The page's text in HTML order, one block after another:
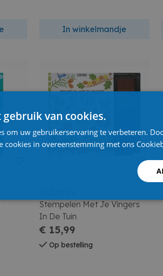
In winkelmandje
Stempelen Met Je Vingers
In De Tuin
€ 15,99
Op bestelling
van cookies.
om uw gebruikerservaring te verbeteren.
cookies in overeenstemming met ons